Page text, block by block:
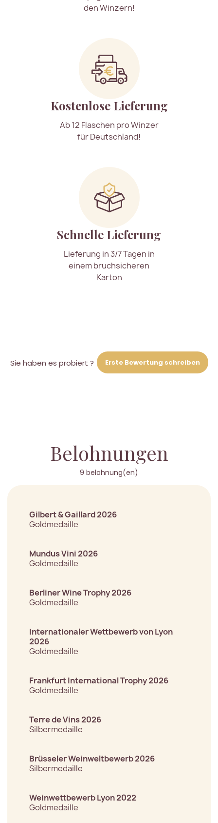
den Winzern!
Kostenlose Lieferung
Ab 12 Flaschen pro Winzer
für Deutschland!
Schnelle Lieferung
Lieferung in 3/7 Tagen in
einem bruchsicheren
Karton
Sie haben es probiert ? Erste Bewertung schreiben
Belohnungen
9 belohnung(en)
Gilbert & Gaillard 2026
Goldmedaille
Mundus Vini 2026
Goldmedaille
Berliner Wine Trophy 2026
Goldmedaille
Internationaler Wettbewerb von Lyon
2026
Goldmedaille
Frankfurt International Trophy 2026
Goldmedaille
Terre de Vins 2026
Silbermedaille
Brüsseler Weinweltbewerb 2026
Silbermedaille
Weinwettbewerb Lyon 2022
Goldmedaille